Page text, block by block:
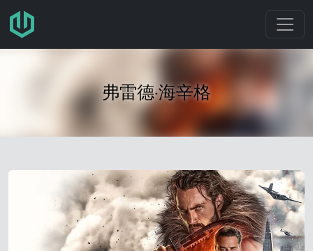
跳转至主要内容
弗雷德·海辛格